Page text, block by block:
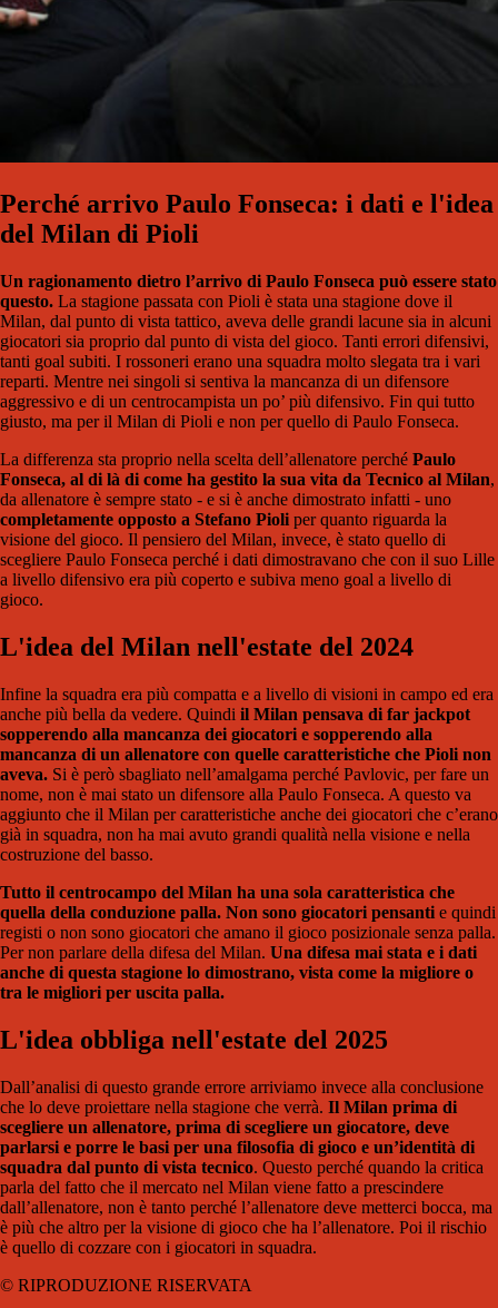
Perché arrivo Paulo Fonseca: i dati e l'idea
del Milan di Pioli
Un ragionamento dietro l’arrivo di Paulo Fonseca può essere stato
questo. La stagione passata con Pioli è stata una stagione dove il
Milan, dal punto di vista tattico, aveva delle grandi lacune sia in alcuni
giocatori sia proprio dal punto di vista del gioco. Tanti errori difensivi,
tanti goal subiti. I rossoneri erano una squadra molto slegata tra i vari
reparti. Mentre nei singoli si sentiva la mancanza di un difensore
aggressivo e di un centrocampista un po’ più difensivo. Fin qui tutto
giusto, ma per il Milan di Pioli e non per quello di Paulo Fonseca.
La differenza sta proprio nella scelta dell’allenatore perché Paulo
Fonseca, al di là di come ha gestito la sua vita da Tecnico al Milan,
da allenatore è sempre stato - e si è anche dimostrato infatti - uno
completamente opposto a Stefano Pioli per quanto riguarda la
visione del gioco. Il pensiero del Milan, invece, è stato quello di
scegliere Paulo Fonseca perché i dati dimostravano che con il suo Lille
a livello difensivo era più coperto e subiva meno goal a livello di
gioco.
L'idea del Milan nell'estate del 2024
Infine la squadra era più compatta e a livello di visioni in campo ed era
anche più bella da vedere. Quindi il Milan pensava di far jackpot
sopperendo alla mancanza dei giocatori e sopperendo alla
mancanza di un allenatore con quelle caratteristiche che Pioli non
aveva. Si è però sbagliato nell’amalgama perché Pavlovic, per fare un
nome, non è mai stato un difensore alla Paulo Fonseca. A questo va
aggiunto che il Milan per caratteristiche anche dei giocatori che c’erano
già in squadra, non ha mai avuto grandi qualità nella visione e nella
costruzione del basso.
Tutto il centrocampo del Milan ha una sola caratteristica che
quella della conduzione palla. Non sono giocatori pensanti e quindi
registi o non sono giocatori che amano il gioco posizionale senza palla.
Per non parlare della difesa del Milan. Una difesa mai stata e i dati
anche di questa stagione lo dimostrano, vista come la migliore o
tra le migliori per uscita palla.
L'idea obbliga nell'estate del 2025
Dall’analisi di questo grande errore arriviamo invece alla conclusione
che lo deve proiettare nella stagione che verrà. Il Milan prima di
scegliere un allenatore, prima di scegliere un giocatore, deve
parlarsi e porre le basi per una filosofia di gioco e un’identità di
squadra dal punto di vista tecnico. Questo perché quando la critica
parla del fatto che il mercato nel Milan viene fatto a prescindere
dall’allenatore, non è tanto perché l’allenatore deve metterci bocca, ma
è più che altro per la visione di gioco che ha l’allenatore. Poi il rischio
è quello di cozzare con i giocatori in squadra.
© RIPRODUZIONE RISERVATA